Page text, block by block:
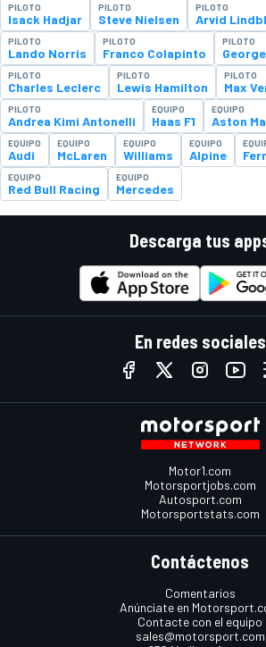
PILOTO
Isack Hadjar
PILOTO
Steve Nielsen
PILOTO
Arvid
PILOTO
Lando Norris
PILOTO
Franco Colapinto
PILOTO
PILOTO
Charles Leclerc
PILOTO
Lewis Hamilton
PILOTO
Max
PILOTO
Andrea Kimi Antonelli
EQUIPO
Haas F1
EQUIPO
Aston
EQUIPO
Audi
EQUIPO
McLaren
EQUIPO
Williams
EQUIPO
Alpine
EQUIPO
Red Bull Racing
EQUIPO
Mercedes
Descarga tus
En redes sociales
Motor1.com
Motorsportjobs.com
Autosport.com
Motorsportstats.com
Contáctenos
Comentarios
Anúnciate en
Contacte con el equipo
sales@motorsport.com